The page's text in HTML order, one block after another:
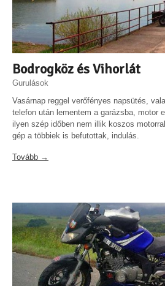
Bodrogköz és Vihorlát
Gurulások
Vasárnap reggel verőfényes napsütés,
telefon után lementem a garázsba, motor
ilyen szép időben nem illik koszos
gép a többiek is befutottak, indulás.
Tovább →